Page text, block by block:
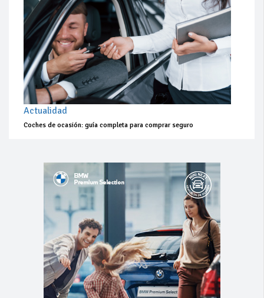
Actualidad
Coches de ocasión: guía completa para comprar seguro